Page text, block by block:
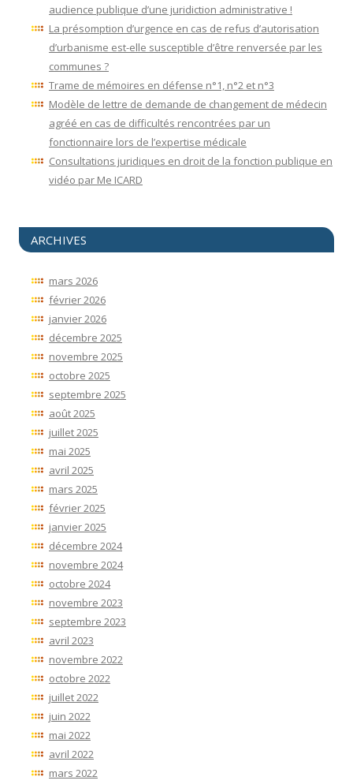
audience publique d’une juridiction administrative !
La présomption d’urgence en cas de refus d’autorisation
d’urbanisme est-elle susceptible d’être renversée par les
communes ?
Trame de mémoires en défense n°1, n°2 et n°3
Modèle de lettre de demande de changement de médecin
agréé en cas de difficultés rencontrées par un
fonctionnaire lors de l’expertise médicale
Consultations juridiques en droit de la fonction publique en
vidéo par Me ICARD
ARCHIVES
mars 2026
février 2026
janvier 2026
décembre 2025
novembre 2025
octobre 2025
septembre 2025
août 2025
juillet 2025
mai 2025
avril 2025
mars 2025
février 2025
janvier 2025
décembre 2024
novembre 2024
octobre 2024
novembre 2023
septembre 2023
avril 2023
novembre 2022
octobre 2022
juillet 2022
juin 2022
mai 2022
avril 2022
mars 2022